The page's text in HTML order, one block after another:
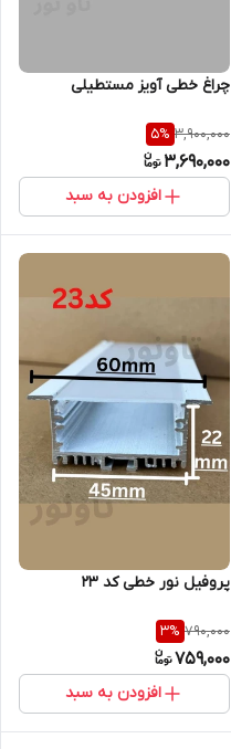
چراغ خطی آویز مستطیلی
3,900,000
5%
3,690,000
افزودن به سبد
پروفیل نور خطی کد 23
790,000
3%
759,000
افزودن به سبد